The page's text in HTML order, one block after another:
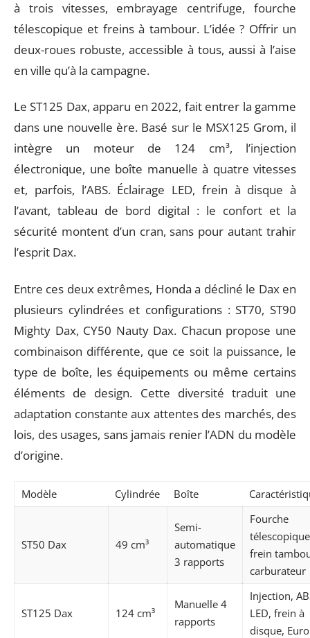
à trois vitesses, embrayage centrifuge, fourche
télescopique et freins à tambour. L’idée ? Offrir un
deux-roues robuste, accessible à tous, aussi à l’aise
en ville qu’à la campagne.
Le ST125 Dax, apparu en 2022, fait entrer la gamme
dans une nouvelle ère. Basé sur le MSX125 Grom, il
intègre un moteur de 124 cm³, l’injection
électronique, une boîte manuelle à quatre vitesses
et, parfois, l’ABS. Éclairage LED, frein à disque à
l’avant, tableau de bord digital : le confort et la
sécurité montent d’un cran, sans pour autant trahir
l’esprit Dax.
Entre ces deux extrêmes, Honda a décliné le Dax en
plusieurs cylindrées et configurations : ST70, ST90
Mighty Dax, CY50 Nauty Dax. Chacun propose une
combinaison différente, que ce soit la puissance, le
type de boîte, les équipements ou même certains
éléments de design. Cette diversité traduit une
adaptation constante aux attentes des marchés, des
lois, des usages, sans jamais renier l’ADN du modèle
d’origine.
Modèle Cylindrée Boîte
ST50 Dax 49 cm³
Semi-
automatique
3 rapports
Fourche
frein
carburateur
ST125 Dax 124 cm³
Manuelle 4
rapports
Injection,
LED, frein à
disque,